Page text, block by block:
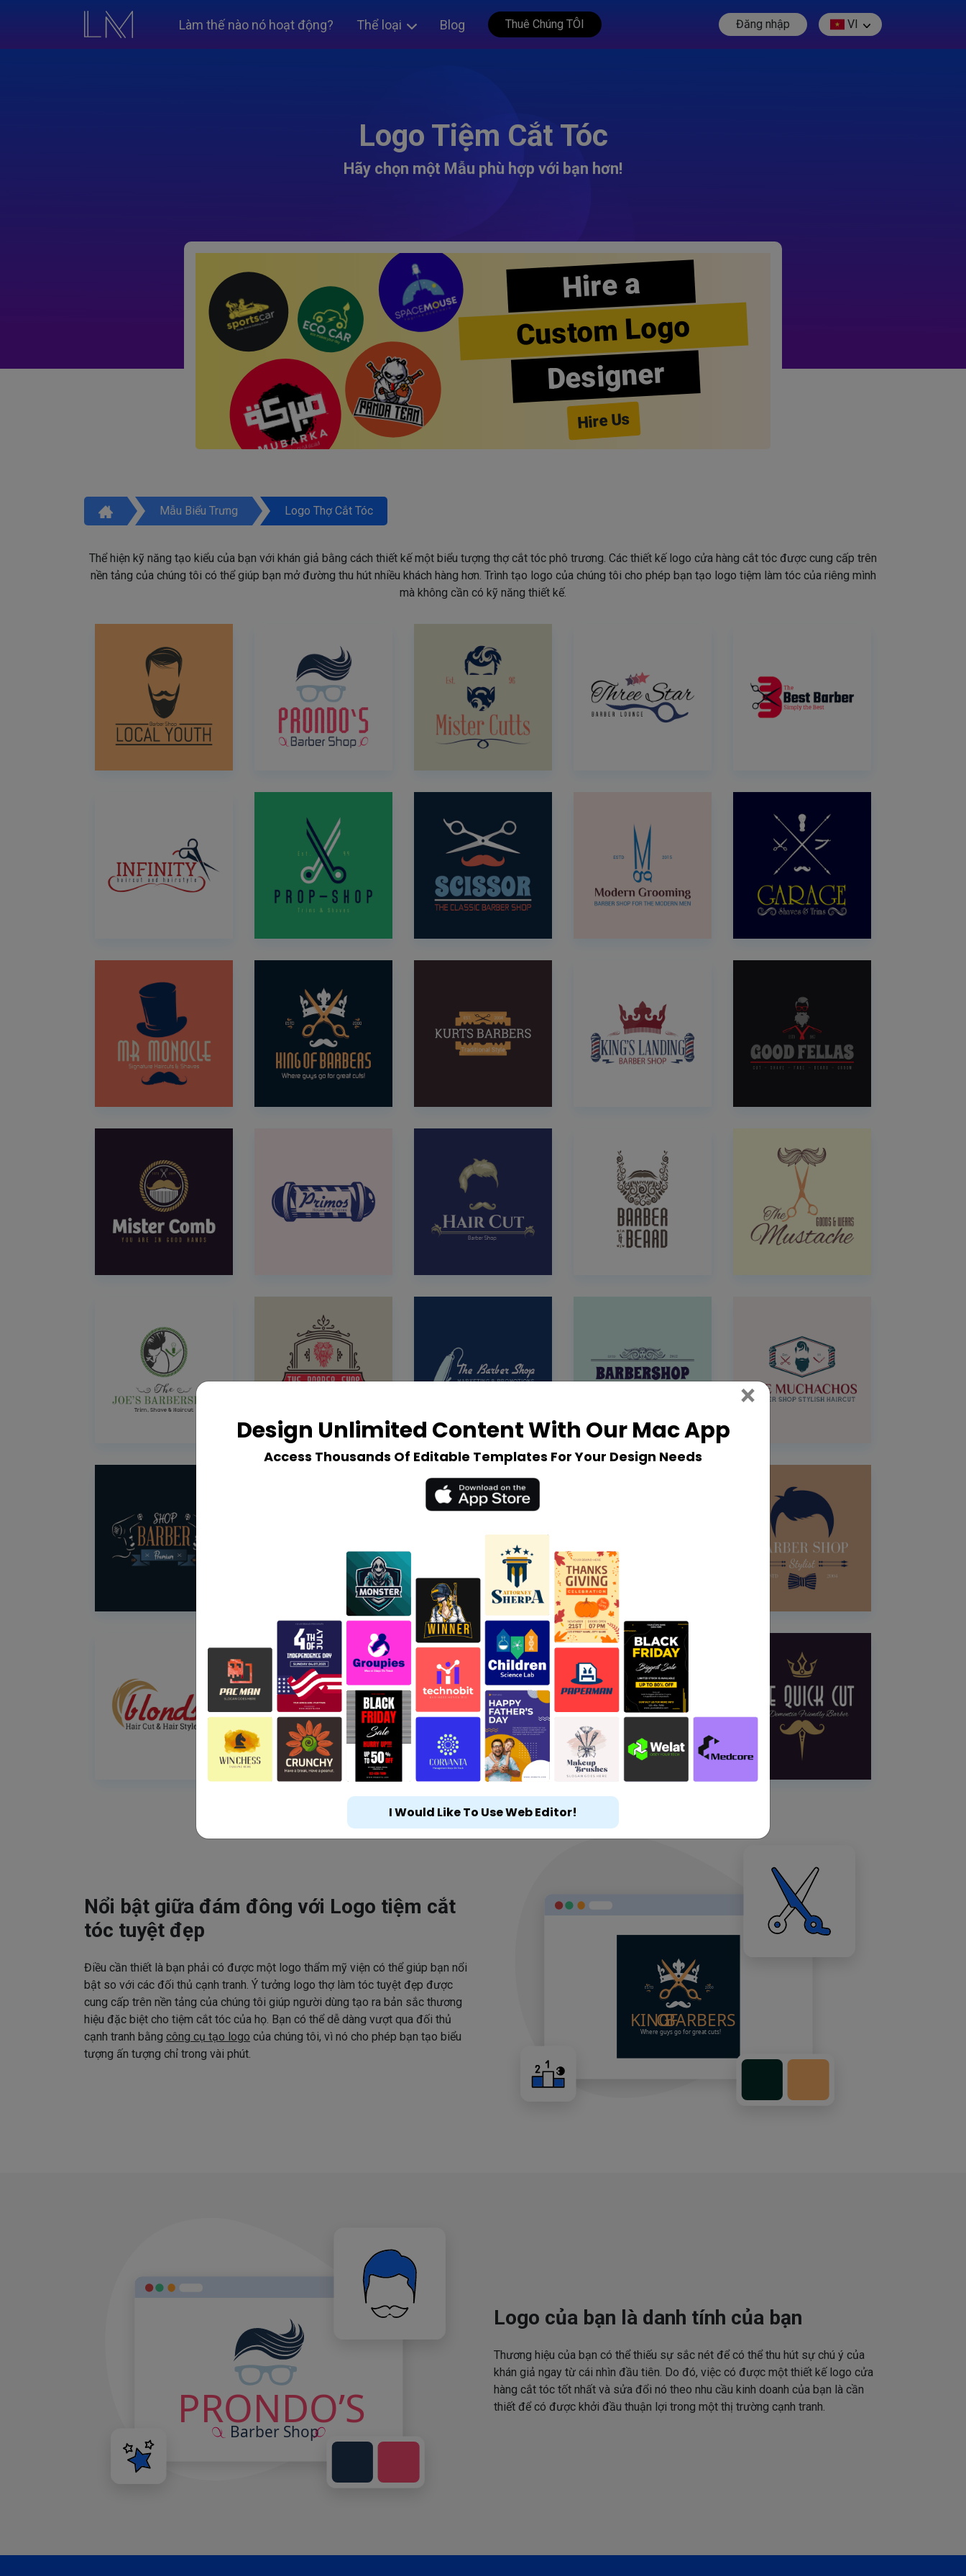
Làm thế nào nó hoạt động? Thể loại Blog Thuê Chúng TÔI Đăng nhập VI
Logo Tiệm Cắt Tóc
Hãy chọn một Mẫu phù hợp với bạn hơn!
Hire a
Custom Logo
Designer
Hire Us
Mẫu Biểu Trưng Logo Thợ Cắt Tóc
Thể hiện kỹ năng tạo kiểu của bạn với khán giả bằng cách thiết kế một biểu tượng thợ cắt tóc phô trương. Các thiết kế logo cửa hàng cắt tóc được cung cấp trên
nền tảng của chúng tôi có thể giúp bạn mở đường thu hút nhiều khách hàng hơn. Trình tạo logo của chúng tôi cho phép bạn tạo logo tiệm làm tóc của riêng mình
mà không cần có kỹ năng thiết kế.
Nổi bật giữa đám đông với Logo tiệm cắt
tóc tuyệt đẹp
Điều cần thiết là bạn phải có được một logo thẩm mỹ viện có thể giúp bạn nổi
bật so với các đối thủ cạnh tranh. Ý tưởng logo thợ làm tóc tuyệt đẹp được
cung cấp trên nền tảng của chúng tôi giúp người dùng tạo ra bản sắc thương
hiệu đặc biệt cho tiệm cắt tóc của họ. Bạn có thể dễ dàng vượt qua đối thủ
cạnh tranh bằng công cụ tạo logo của chúng tôi, vì nó cho phép bạn tạo biểu
tượng ấn tượng chỉ trong vài phút.
Logo của bạn là danh tính của bạn
Thương hiệu của bạn có thể thiếu sự sắc nét để có thể thu hút sự chú ý của
khán giả ngay từ cái nhìn đầu tiên. Do đó, việc có được một thiết kế logo cửa
hàng cắt tóc tốt nhất và sửa đổi nó theo nhu cầu kinh doanh của bạn là cần
thiết để có được khởi đầu thuận lợi trong một thị trường cạnh tranh.
Design Unlimited Content With Our Mac App
Access Thousands Of Editable Templates For Your Design Needs
× Close
I Would Like To Use Web Editor!